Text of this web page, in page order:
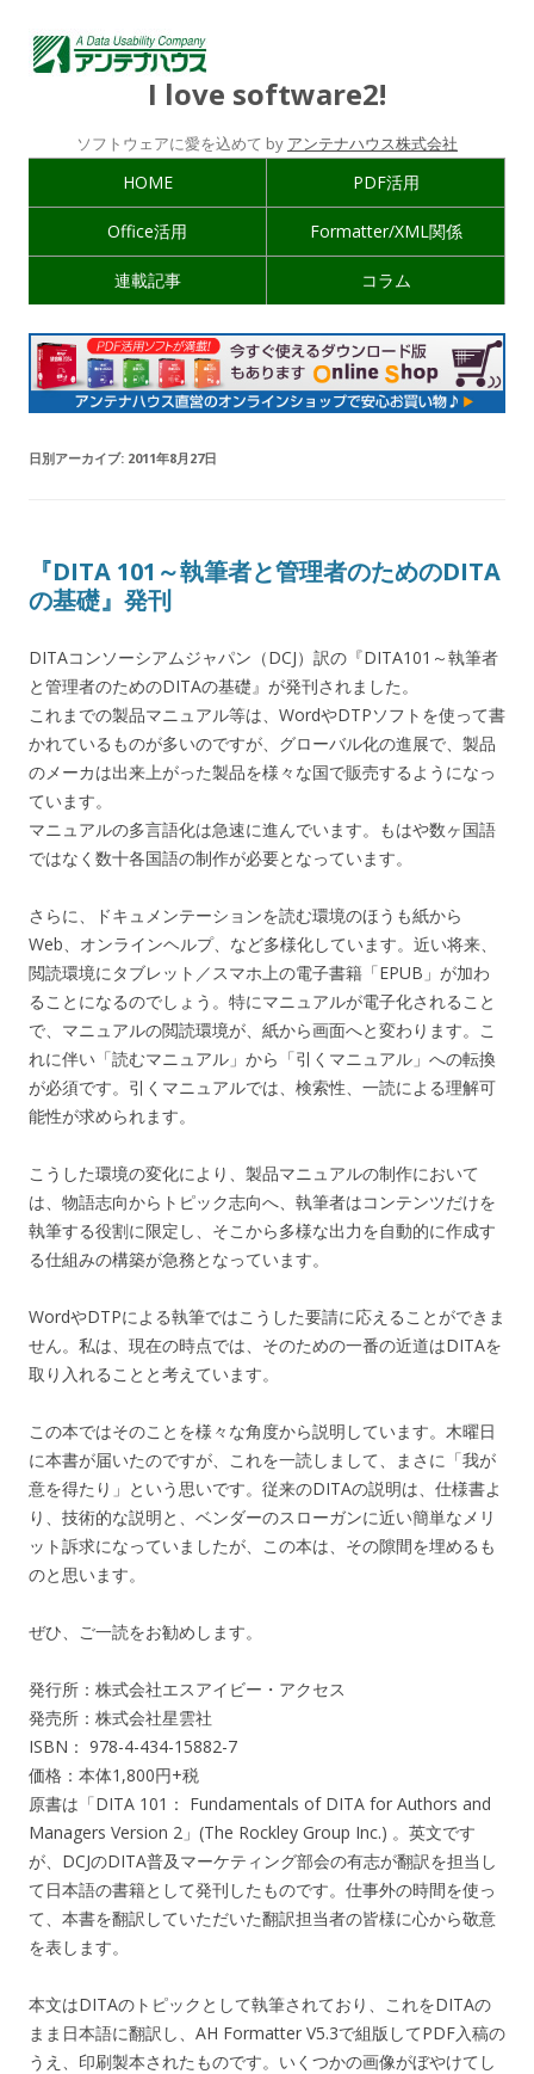
I love software2!
ソフトウェアに愛を込めて by アンテナハウス株式会社
HOME PDF活用
Office活用 Formatter/XML関係
連載記事 コラム
日別アーカイブ: 2011年8月27日
『DITA 101～執筆者と管理者のためのDITA
の基礎』発刊
DITAコンソーシアムジャパン（DCJ）訳の『DITA101～執筆者
と管理者のためのDITAの基礎』が発刊されました。
これまでの製品マニュアル等は、WordやDTPソフトを使って書
かれているものが多いのですが、グローバル化の進展で、製品
のメーカは出来上がった製品を様々な国で販売するようになっ
ています。
マニュアルの多言語化は急速に進んでいます。もはや数ヶ国語
ではなく数十各国語の制作が必要となっています。
さらに、ドキュメンテーションを読む環境のほうも紙から
Web、オンラインヘルプ、など多様化しています。近い将来、
閲読環境にタブレット／スマホ上の電子書籍「EPUB」が加わ
ることになるのでしょう。特にマニュアルが電子化されること
で、マニュアルの閲読環境が、紙から画面へと変わります。こ
れに伴い「読むマニュアル」から「引くマニュアル」への転換
が必須です。引くマニュアルでは、検索性、一読による理解可
能性が求められます。
こうした環境の変化により、製品マニュアルの制作において
は、物語志向からトピック志向へ、執筆者はコンテンツだけを
執筆する役割に限定し、そこから多様な出力を自動的に作成す
る仕組みの構築が急務となっています。
WordやDTPによる執筆ではこうした要請に応えることができま
せん。私は、現在の時点では、そのための一番の近道はDITAを
取り入れることと考えています。
この本ではそのことを様々な角度から説明しています。木曜日
に本書が届いたのですが、これを一読しまして、まさに「我が
意を得たり」という思いです。従来のDITAの説明は、仕様書よ
り、技術的な説明と、ベンダーのスローガンに近い簡単なメリ
ット訴求になっていましたが、この本は、その隙間を埋めるも
のと思います。
ぜひ、ご一読をお勧めします。
発行所：株式会社エスアイビー・アクセス
発売所：株式会社星雲社
ISBN： 978-4-434-15882-7
価格：本体1,800円+税
原書は「DITA 101： Fundamentals of DITA for Authors and
Managers Version 2」(The Rockley Group Inc.) 。英文です
が、DCJのDITA普及マーケティング部会の有志が翻訳を担当し
て日本語の書籍として発刊したものです。仕事外の時間を使っ
て、本書を翻訳していただいた翻訳担当者の皆様に心から敬意
を表します。
本文はDITAのトピックとして執筆されており、これをDITAの
まま日本語に翻訳し、AH Formatter V5.3で組版してPDF入稿の
うえ、印刷製本されたものです。いくつかの画像がぼやけてし